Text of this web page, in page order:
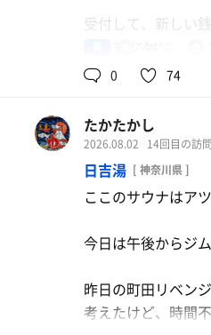
生姜焼き
他に揚げナスを
ミスト、フクロウ
ビール等もゲット
楽しみました
今日もありがとうご
受付して、新しい
サウナは114度、
昨日のサウナは
上段はアツ痛くて、
こちらが丁度良い
水風呂21度
休憩は、薬湯脇の
脱衣所の椅子で扇
0 74
たかたかし
2026.08.02 14回目の訪問
日吉湯 [ 神奈川県 ]
ここのサウナはア
今日は午後からジ
昨日の町田リベン
考えたけど、時間